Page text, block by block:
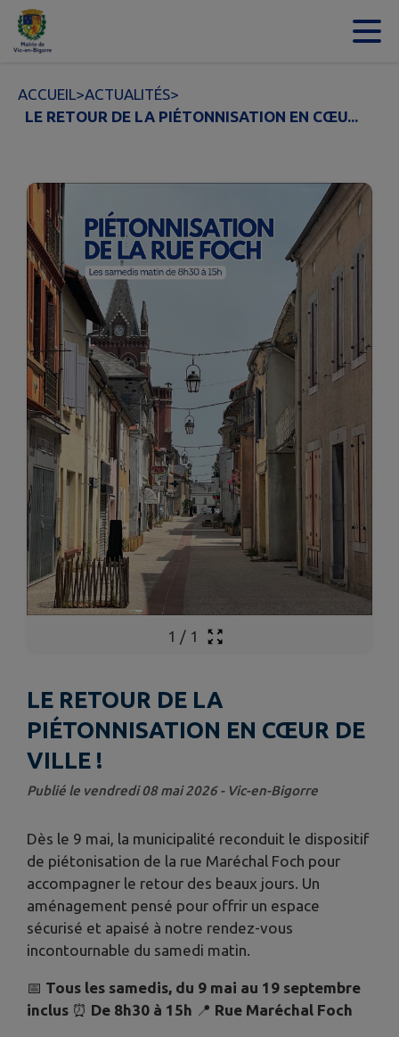
Contenu
ACCUEIL>ACTUALITÉS>
LE RETOUR DE LA PIÉTONNISATION EN CŒU...
1 / 1
LE RETOUR DE LA
PIÉTONNISATION EN CŒUR DE
VILLE !
Publié le vendredi 08 mai 2026 - Vic-en-Bigorre
Dès le 9 mai, la municipalité reconduit le dispositif
de piétonisation de la rue Maréchal Foch pour
accompagner le retour des beaux jours. Un
aménagement pensé pour offrir un espace
sécurisé et apaisé à notre rendez-vous
incontournable du samedi matin.
📅 Tous les samedis, du 9 mai au 19 septembre
inclus ⏰ De 8h30 à 15h 📍 Rue Maréchal Foch